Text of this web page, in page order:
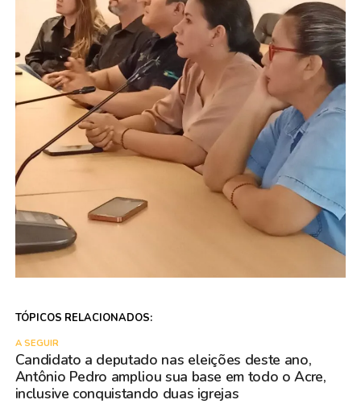
TÓPICOS RELACIONADOS:
A SEGUIR
Candidato a deputado nas eleições deste ano,
Antônio Pedro ampliou sua base em todo o Acre,
inclusive conquistando duas igrejas